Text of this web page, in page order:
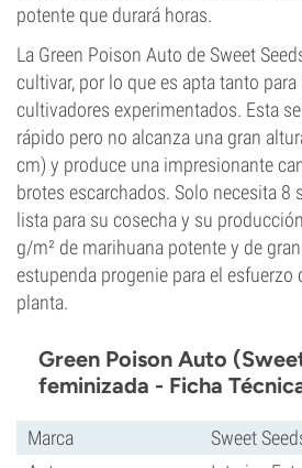
potente que durará horas.
La Green Poison Auto de Sweet
cultivar, por lo que es apta tanto
cultivadores experimentados. Esta
rápido pero no alcanza una gran
cm) y produce una impresionante
brotes escarchados. Solo necesita 8
lista para su cosecha y su
g/m² de marihuana potente y de
estupenda progenie para el esfuerzo
planta.
Green Poison Auto
feminizada - Ficha
Marca
Sweet